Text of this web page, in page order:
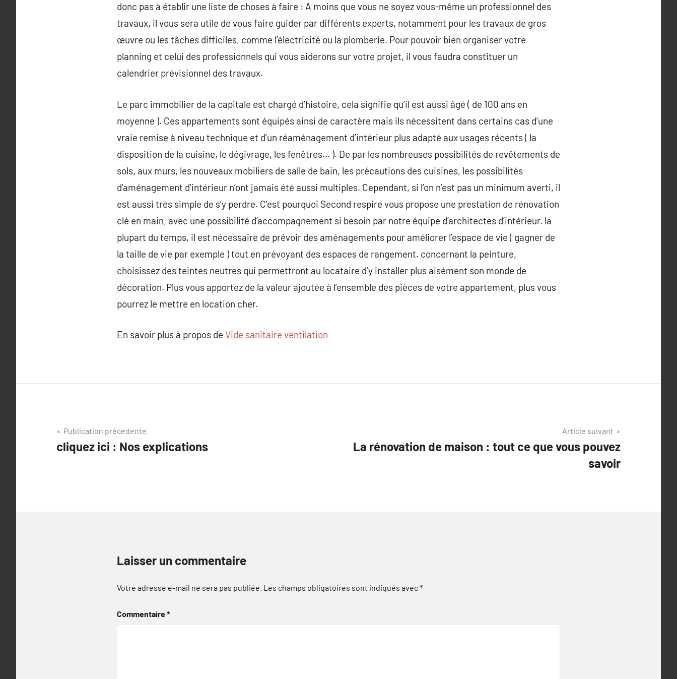
donc pas à établir une liste de choses à faire : A moins que vous ne soyez vous-même un professionnel des
travaux, il vous sera utile de vous faire guider par différents experts, notamment pour les travaux de gros
œuvre ou les tâches difficiles, comme l’électricité ou la plomberie. Pour pouvoir bien organiser votre
planning et celui des professionnels qui vous aiderons sur votre projet, il vous faudra constituer un
calendrier prévisionnel des travaux.
Le parc immobilier de la capitale est chargé d’histoire, cela signifie qu’il est aussi âgé ( de 100 ans en
moyenne ). Ces appartements sont équipés ainsi de caractère mais ils nécessitent dans certains cas d’une
vraie remise à niveau technique et d’un réaménagement d’intérieur plus adapté aux usages récents ( la
disposition de la cuisine, le dégivrage, les fenêtres… ). De par les nombreuses possibilités de revêtements de
sols, aux murs, les nouveaux mobiliers de salle de bain, les précautions des cuisines, les possibilités
d’aménagement d’intérieur n’ont jamais été aussi multiples. Cependant, si l’on n’est pas un minimum averti, il
est aussi très simple de s’y perdre. C’est pourquoi Second respire vous propose une prestation de rénovation
clé en main, avec une possibilité d’accompagnement si besoin par notre équipe d’architectes d’intérieur. la
plupart du temps, il est nécessaire de prévoir des aménagements pour améliorer l’espace de vie ( gagner de
la taille de vie par exemple ) tout en prévoyant des espaces de rangement. concernant la peinture,
choisissez des teintes neutres qui permettront au locataire d’y installer plus aisément son monde de
décoration. Plus vous apportez de la valeur ajoutée à l’ensemble des pièces de votre appartement, plus vous
pourrez le mettre en location cher.
En savoir plus à propos de Vide sanitaire ventilation
Navigation
de
Publication précédente
cliquez ici : Nos explications
Article suivant
La rénovation de maison : tout ce que vous pouvez
savoir
Laisser un commentaire
Votre adresse e-mail ne sera pas publiée. Les champs obligatoires sont indiqués avec*
Commentaire*